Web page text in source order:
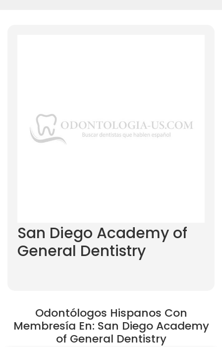
San Diego Academy of
General Dentistry
Odontólogos Hispanos Con
Membresía En: San Diego Academy
of General Dentistry